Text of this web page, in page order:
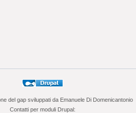
del gap sviluppati da Emanuele Di Domenicantonio
Contatti per moduli Drupal: